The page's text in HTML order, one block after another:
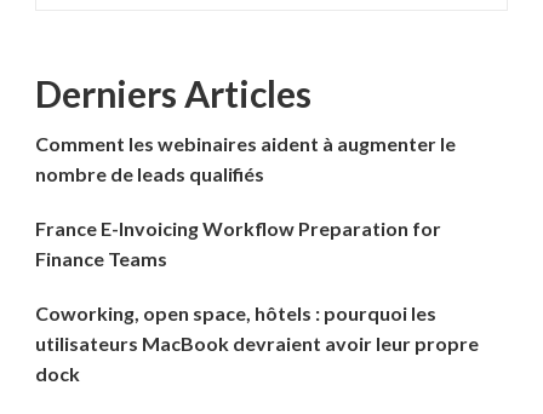
Derniers Articles
Comment les webinaires aident à augmenter le
nombre de leads qualifiés
France E-Invoicing Workflow Preparation for
Finance Teams
Coworking, open space, hôtels : pourquoi les
utilisateurs MacBook devraient avoir leur propre
dock